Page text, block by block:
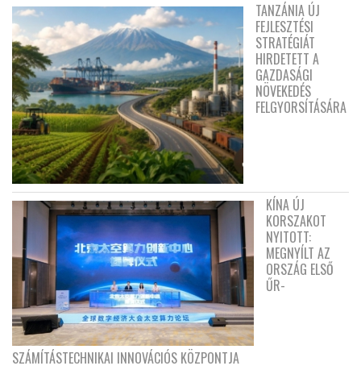
TANZÁNIA ÚJ
FEJLESZTÉSI
STRATÉGIÁT
HIRDETETT A
GAZDASÁGI
NÖVEKEDÉS
FELGYORSÍTÁSÁRA
KÍNA ÚJ
KORSZAKOT
NYITOTT:
MEGNYÍLT AZ
ORSZÁG ELSŐ
ŰR-
SZÁMÍTÁSTECHNIKAI INNOVÁCIÓS KÖZPONTJA